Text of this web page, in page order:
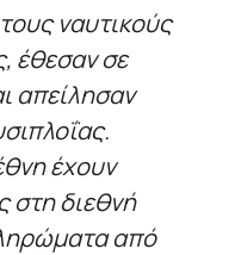
ναυτικούς
έθεσαν σε
απείλησαν
έχουν
στη διεθνή
από